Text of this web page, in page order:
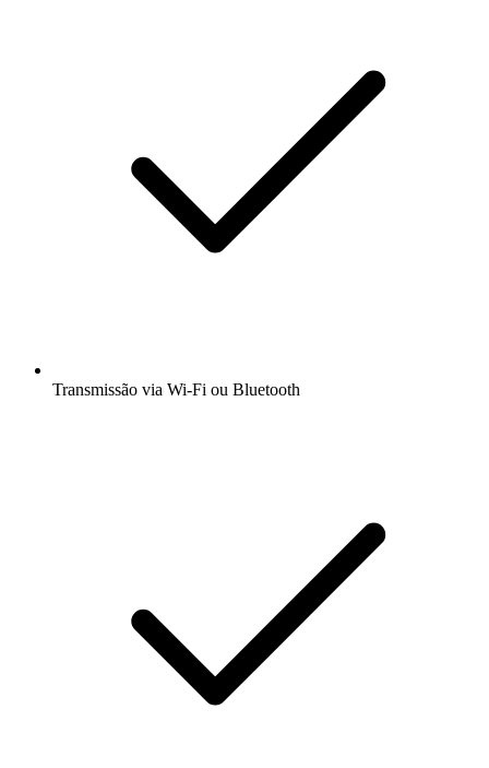
Transmissão via Wi-Fi ou Bluetooth